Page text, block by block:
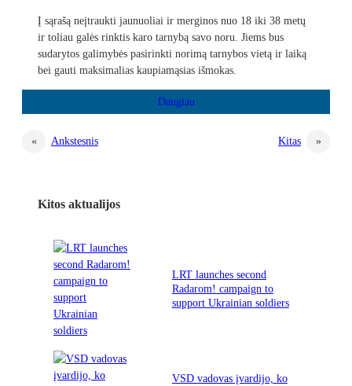
Į sąrašą neįtraukti jaunuoliai ir merginos nuo 18 iki 38 metų
ir toliau galės rinktis karo tarnybą savo noru. Jiems bus
sudarytos galimybės pasirinkti norimą tarnybos vietą ir laiką
bei gauti maksimalias kaupiamąsias išmokas.
« Ankstesnis Kitas »
Kitos aktualijos
LRT launches second
Radarom! campaign to
support Ukrainian soldiers
VSD vadovas įvardijo, ko